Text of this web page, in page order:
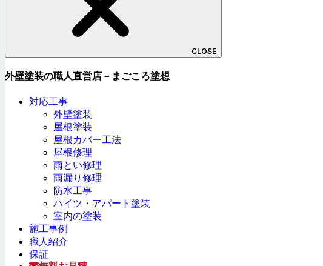
CLOSE
外壁塗装の職人直営店－まごころ塗想
対応工事
外壁塗装
屋根塗装
屋根カバー工法
屋根修理
雨とい修理
雨漏り修理
防水工事
ハイツ・アパート塗装
室内の塗装
施工事例
職人紹介
保証